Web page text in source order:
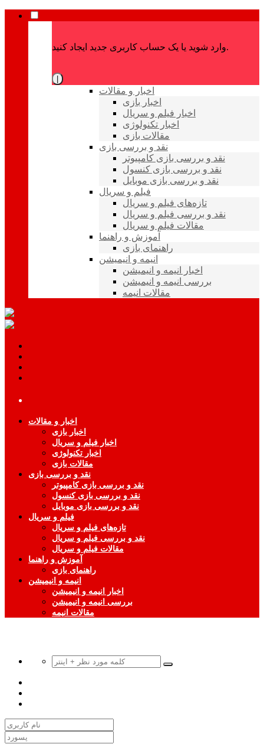
وارد شوید یا یک حساب کاربری جدید ایجاد کنید.
اخبار و مقالات
اخبار بازی
اخبار فیلم و سریال
اخبار تکنولوژی
مقالات بازی
نقد و بررسی بازی
نقد و بررسی بازی کامپیوتر
نقد و بررسی بازی کنسول
نقد و بررسی بازی موبایل
فیلم و سریال
تازه‌های فیلم و سریال
نقد و بررسی فیلم و سریال
مقالات فیلم و سریال
آموزش و راهنما
راهنمای بازی
انیمه و انیمیشن
اخبار انیمه و انیمیشن
بررسی انیمه و انیمیشن
مقالات انیمه
اخبار و مقالات
اخبار بازی
اخبار فیلم و سریال
اخبار تکنولوژی
مقالات بازی
نقد و بررسی بازی
نقد و بررسی بازی کامپیوتر
نقد و بررسی بازی کنسول
نقد و بررسی بازی موبایل
فیلم و سریال
تازه‌های فیلم و سریال
نقد و بررسی فیلم و سریال
مقالات فیلم و سریال
آموزش و راهنما
راهنمای بازی
انیمه و انیمیشن
اخبار انیمه و انیمیشن
بررسی انیمه و انیمیشن
مقالات انیمه